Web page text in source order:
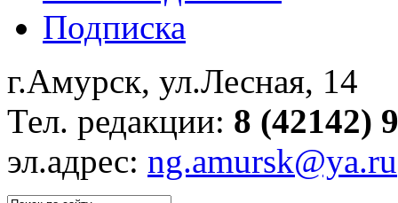
Подписка
г.Амурск, ул.Лесная, 14
Тел. редакции: 8 (42142)
эл.адрес: ng.amursk@ya.ru